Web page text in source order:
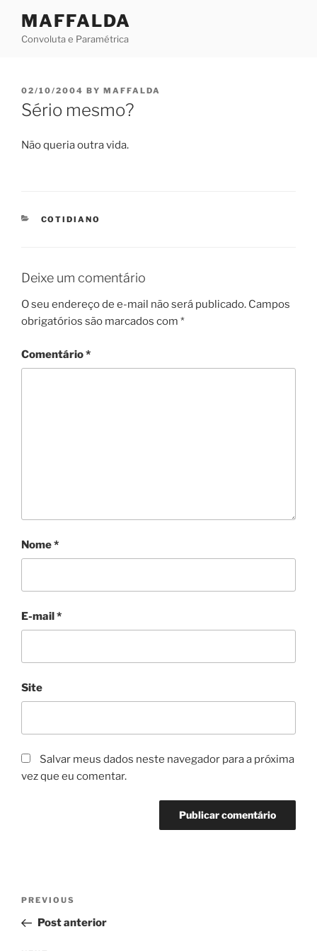
content
MAFFALDA
Convoluta e Paramétrica
POSTED
ON
02/10/2004 BY MAFFALDA
Sério mesmo?
Não queria outra vida.
CATEGORIES
COTIDIANO
Deixe um comentário
O seu endereço de e-mail não será publicado. Campos
obrigatórios são marcados com *
Comentário*
Nome*
E-mail*
Site
Salvar meus dados neste navegador para a próxima
vez que eu comentar.
Navegação
Post
Previous
Post
PREVIOUS
Post anterior